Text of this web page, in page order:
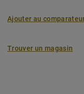
Ajouter au
Trouver un magasin